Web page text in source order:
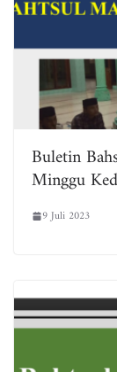
Buletin
Minggu
9 Juli 2023